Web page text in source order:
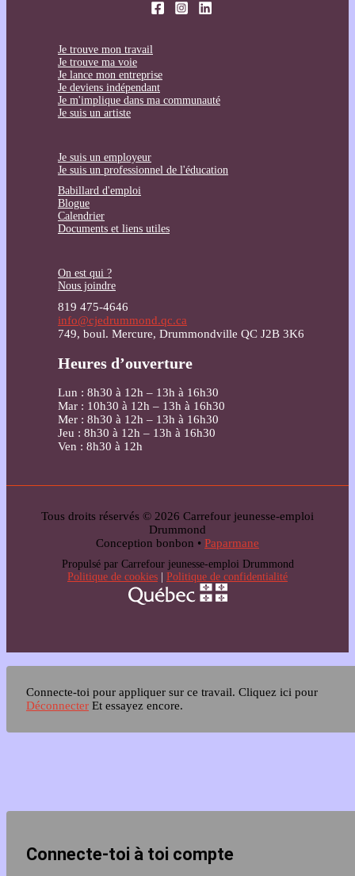
Je trouve mon travail
Je trouve ma voie
Je lance mon entreprise
Je deviens indépendant
Je m'implique dans ma communauté
Je suis un artiste
Je suis un employeur
Je suis un professionnel de l'éducation
Babillard d'emploi
Blogue
Calendrier
Documents et liens utiles
On est qui ?
Nous joindre
819 475-4646
info@cjedrummond.qc.ca
749, boul. Mercure, Drummondville QC J2B 3K6
Heures d’ouverture
Lun : 8h30 à 12h – 13h à 16h30
Mar : 10h30 à 12h – 13h à 16h30
Mer : 8h30 à 12h – 13h à 16h30
Jeu : 8h30 à 12h – 13h à 16h30
Ven : 8h30 à 12h
Tous droits réservés © 2026 Carrefour jeunesse-emploi
Drummond
Conception bonbon • Paparmane
Propulsé par Carrefour jeunesse-emploi Drummond
Politique de cookies | Politique de confidentialité
Connecte-toi pour appliquer sur ce travail. Cliquez ici pour
Déconnecter Et essayez encore.
Connecte-toi à toi compte